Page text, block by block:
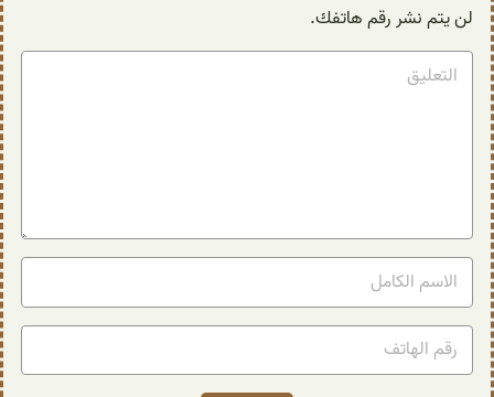
لن يتم نشر رقم هاتفك.